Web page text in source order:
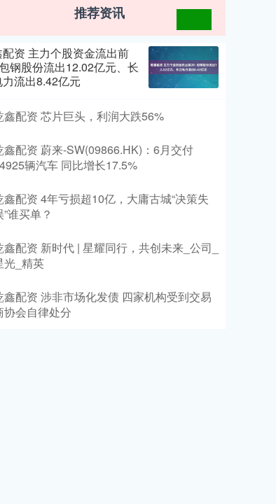
推荐资讯
资 主力个股资金流出前
钢股份流出12.02亿元、长
流出8.42亿元
鑫配资 芯片巨头，利润大跌56%
鑫配资 蔚来-SW(09866.HK)：6月交付
辆汽车 同比增长17.5%
鑫配资 4年亏损超10亿，大庸古城“决策失
”谁买单？
鑫配资 新时代 | 星耀同行，共创未来_公司_
光_精英
鑫配资 涉非市场化发债 四家机构受到交易
协会自律处分